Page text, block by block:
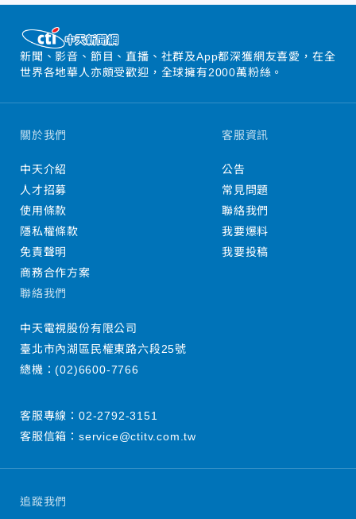
新聞、影音、節目、直播、社群及App都深獲網友喜愛，在全
世界各地華人亦頗受歡迎，全球擁有2000萬粉絲。
追蹤我們
關於我們
中天介紹
人才招募
使用條款
隱私權條款
免責聲明
商務合作方案
客服資訊
公告
常見問題
聯絡我們
我要爆料
我要投稿
聯絡我們
中天電視股份有限公司
臺北市內湖區民權東路六段25號
總機：(02)6600-7766
客服專線： 02-2792-3151
客服信箱： service@ctitv.com.tw